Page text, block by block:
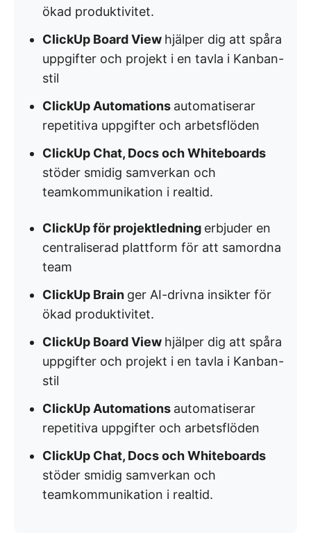
ökad produktivitet.
ClickUp Board View hjälper dig att spåra
uppgifter och projekt i en tavla i Kanban-
stil
ClickUp Automations automatiserar
repetitiva uppgifter och arbetsflöden
ClickUp Chat, Docs och Whiteboards
stöder smidig samverkan och
teamkommunikation i realtid.
ClickUp för projektledning erbjuder en
centraliserad plattform för att samordna
team
ClickUp Brain ger AI-drivna insikter för
ökad produktivitet.
ClickUp Board View hjälper dig att spåra
uppgifter och projekt i en tavla i Kanban-
stil
ClickUp Automations automatiserar
repetitiva uppgifter och arbetsflöden
ClickUp Chat, Docs och Whiteboards
stöder smidig samverkan och
teamkommunikation i realtid.